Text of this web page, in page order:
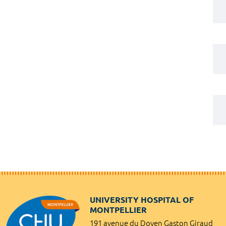
UNIVERSITY HOSPITAL OF
MONTPELLIER
191 avenue du Doyen Gaston Giraud